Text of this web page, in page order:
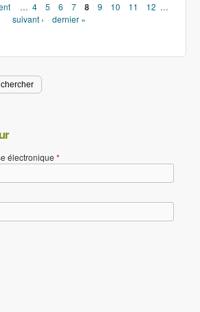
… 4 5 6 7 8 9 10 11 12 …
suivant ›
dernier »
électronique *